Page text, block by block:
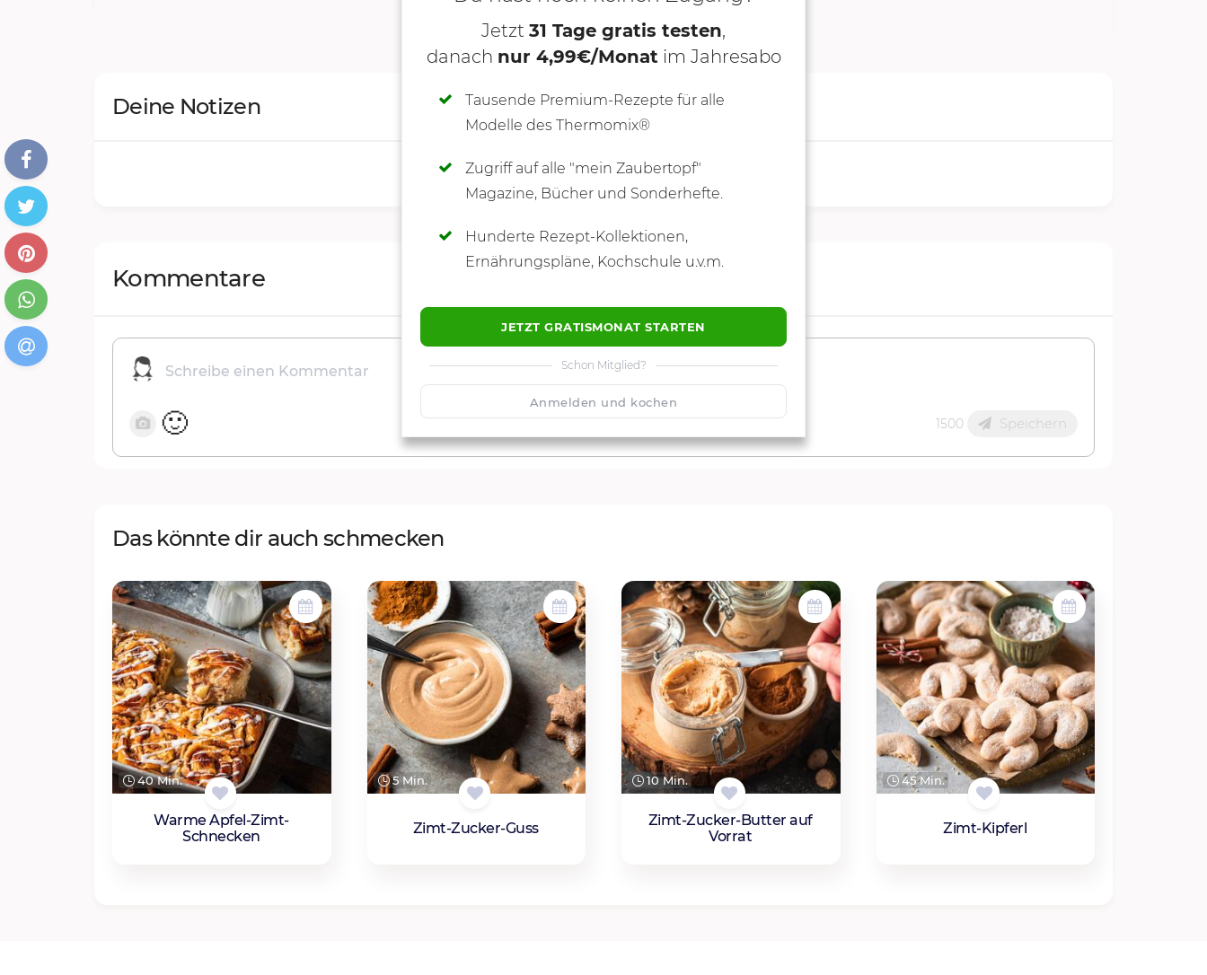
Deine Notizen
SCHREIBE NEUE NOTIZ
Jetzt 31 Tage gratis testen,
danach nur 4,99€/Monat im Jahresabo
Tausende Premium-Rezepte für alle
Modelle des Thermomix®
Zugriff auf alle "mein Zaubertopf"
Magazine, Bücher und Sonderhefte.
Hunderte Rezept-Kollektionen,
Ernährungspläne, Kochschule u.v.m.
JETZT GRATISMONAT STARTEN
Schon Mitglied?
Anmelden und kochen
Kommentare
🙂 1500 Speichern
Das könnte dir auch schmecken
40 Min.
Warme Apfel-Zimt-
Schnecken
5 Min.
Zimt-Zucker-Guss
10 Min.
Zimt-Zucker-Butter auf
Vorrat
45 Min.
Zimt-Kipferl